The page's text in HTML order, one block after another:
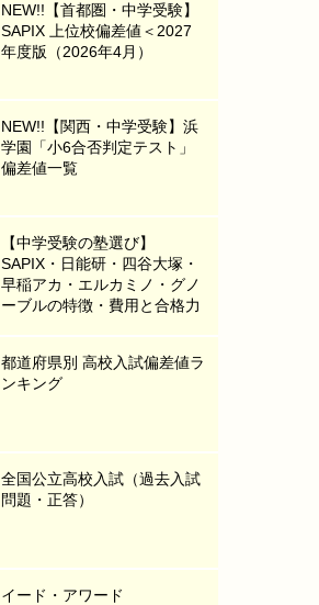
NEW!!【首都圏・中学受験】
SAPIX 上位校偏差値＜2027
年度版（2026年4月）
NEW!!【関西・中学受験】浜
学園「小6合否判定テスト」
偏差値一覧
【中学受験の塾選び】
SAPIX・日能研・四谷大塚・
早稲アカ・エルカミノ・グノ
ーブルの特徴・費用と合格力
都道府県別 高校入試偏差値ラ
ンキング
全国公立高校入試（過去入試
問題・正答）
イード・アワード